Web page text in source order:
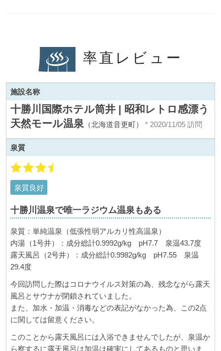
率直レビュー
施設名称
十勝川国際ホテル筒井 | 昭和レトロ感漂う
天然モール温泉 （北海道音更町） * 2020/11/05 訪問
泉質
泉質良好
十勝川温泉で唯一ラジウム温泉もある
泉質：単純温泉（低張性弱アルカリ性高温泉）
内湯（1号井）：成分総計0.9992g/kg pH7.7 泉温43.7度
露天風呂（2号井）：成分総計0.9982g/kg pH7.55 泉温
29.4度
今回訪問した際はコロナウイルス対策の為、残念ながら露天
風呂とサウナが閉鎖されていました。
また、加水・加温・消毒などの表記がなかった為、この2点
に関しては留意ください。
このことから露天風呂には入浴できませんでしたが、泉温か
ら察するに露天風呂は加温は確実にしてあるものと思いま